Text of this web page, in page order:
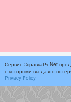
Сервис СправкаРу.Net
с которыми вы давно
Privacy Policy